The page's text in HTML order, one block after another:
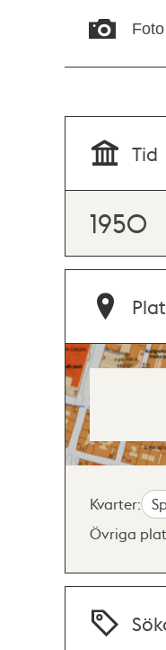
Foto
Tid
1950
Kvarter:
Övriga